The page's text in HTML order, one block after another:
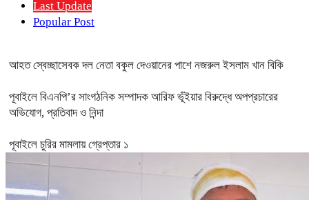
Last Update
Popular Post
আহত স্বেচ্ছাসেবক দল নেতা বকুল দেওয়ানের পাশে নজরুল ইসলাম খান বিকি
পূবাইলে বিএনপি’র সাংগঠনিক সম্পাদক আরিফ ভূঁইয়ার বিরুদ্ধে অপপ্রচারের
অভিযোগ, প্রতিবাদ ও নিন্দা
পূবাইলে চুরির মামলায় গ্রেপ্তার ১